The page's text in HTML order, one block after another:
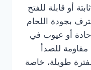
أو قابلة للفتح
بجودة اللحام
أو عيوب في
للصدأ
طويلة، خاصة